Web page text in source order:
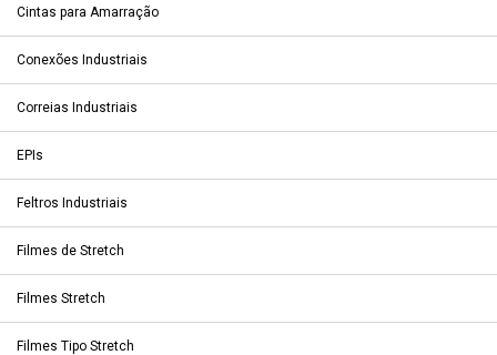
Cintas para Amarração
Conexões Industriais
Correias Industriais
EPIs
Feltros Industriais
Filmes de Stretch
Filmes Stretch
Filmes Tipo Stretch